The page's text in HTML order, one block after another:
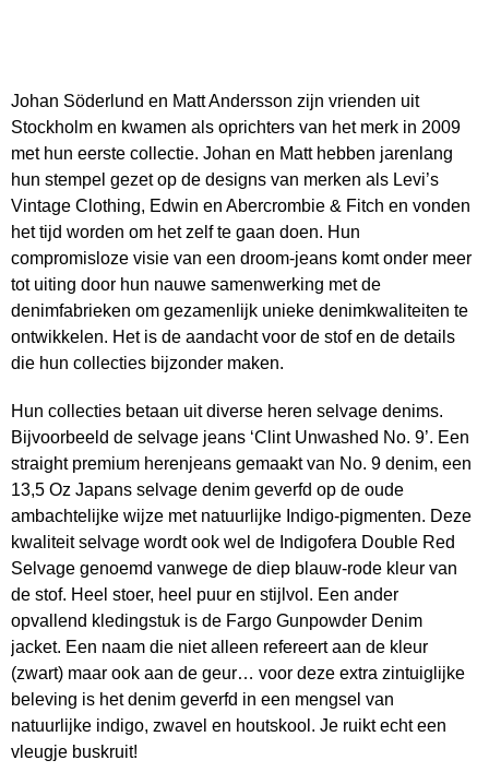
Johan Söderlund en Matt Andersson zijn vrienden uit
Stockholm en kwamen als oprichters van het merk in 2009
met hun eerste collectie. Johan en Matt hebben jarenlang
hun stempel gezet op de designs van merken als Levi’s
Vintage Clothing, Edwin en Abercrombie & Fitch en vonden
het tijd worden om het zelf te gaan doen. Hun
compromisloze visie van een droom-jeans komt onder meer
tot uiting door hun nauwe samenwerking met de
denimfabrieken om gezamenlijk unieke denimkwaliteiten te
ontwikkelen. Het is de aandacht voor de stof en de details
die hun collecties bijzonder maken.
Hun collecties betaan uit diverse heren selvage denims.
Bijvoorbeeld de selvage jeans ‘Clint Unwashed No. 9’. Een
straight premium herenjeans gemaakt van No. 9 denim, een
13,5 Oz Japans selvage denim geverfd op de oude
ambachtelijke wijze met natuurlijke Indigo-pigmenten. Deze
kwaliteit selvage wordt ook wel de Indigofera Double Red
Selvage genoemd vanwege de diep blauw-rode kleur van
de stof. Heel stoer, heel puur en stijlvol. Een ander
opvallend kledingstuk is de Fargo Gunpowder Denim
jacket. Een naam die niet alleen refereert aan de kleur
(zwart) maar ook aan de geur… voor deze extra zintuiglijke
beleving is het denim geverfd in een mengsel van
natuurlijke indigo, zwavel en houtskool. Je ruikt echt een
vleugje buskruit!